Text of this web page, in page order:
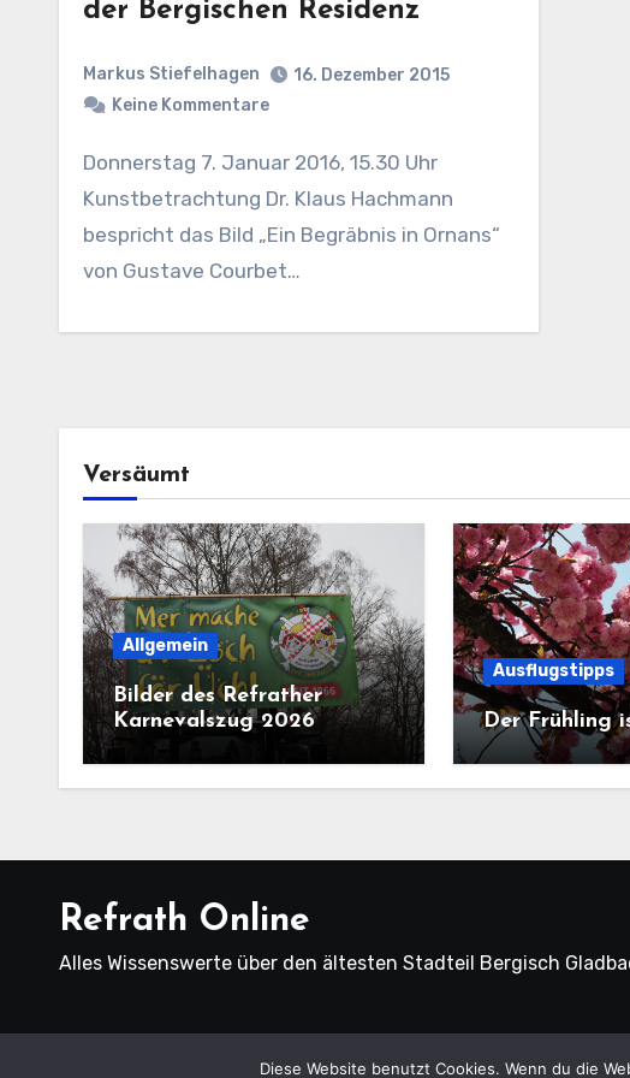
der Bergischen Residenz
Markus Stiefelhagen
16. Dezember 2015
Keine Kommentare
Donnerstag 7. Januar 2016, 15.30 Uhr
Kunstbetrachtung Dr. Klaus Hachmann
bespricht das Bild „Ein Begräbnis in Ornans“
von Gustave Courbet…
Versäumt
Allgemein
Bilder des Refrather
Karnevalszug 2026
Ausflugstipps
Der Frühling
Refrath Online
Alles Wissenswerte über den ältesten Stadteil Bergisch
Copyright Refrath
Diese Website benutzt Cookies. Wenn du die